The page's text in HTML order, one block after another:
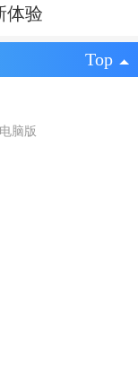
体验
Top
电脑版